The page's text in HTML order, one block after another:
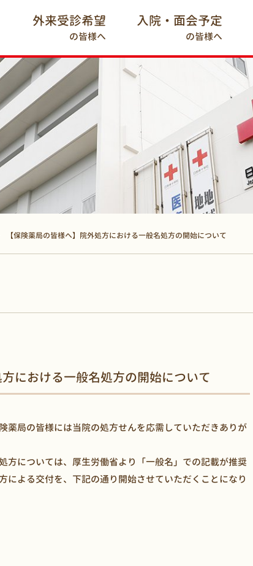
外来受診希望
の皆様へ
入院・面会予定
の皆様へ
【保険薬局の皆様へ】院外処方における一般名処方の開始について
における一般名処方の開始について
薬局の皆様には当院の処方せんを応需していただきありが
方については、厚生労働省より「一般名」での記載が推奨
による交付を、下記の通り開始させていただくことになり